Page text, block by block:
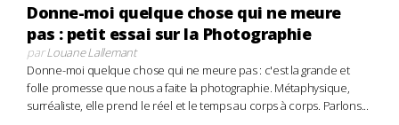
Donne-moi quelque chose qui ne meure
pas : petit essai sur la Photographie
parLouane Lallemant
Donne-moi quelque chose qui ne meure pas : c'est la grande et
folle promesse que nous a faite la photographie. Métaphysique,
surréaliste, elle prend le réel et le temps au corps à corps. Parlons...